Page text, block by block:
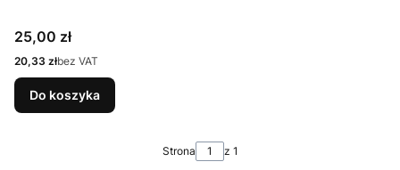
Cena
25,00 zł
Cena
20,33 złbez VAT
Do koszyka
Strona z 1